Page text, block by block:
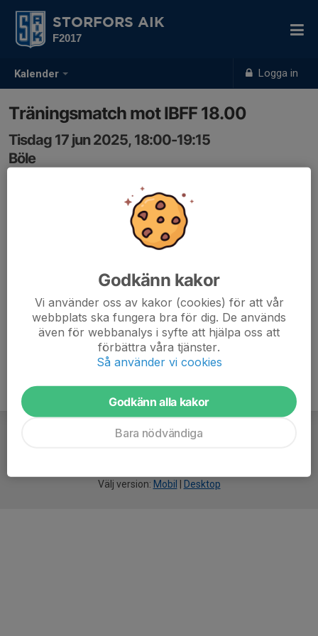
Kalender Logga in
STORFORS AIK
F2017
Träningsmatch mot IBFF 18.00
Tisdag 17 jun 2025, 18:00-19:15
Böle
Välj version: Mobil Desktop
Godkänn kakor
Vi använder oss av kakor (cookies) för att vår
webbplats ska fungera bra för dig. De används
även för webbanalys i syfte att hjälpa oss att
förbättra våra tjänster.
Så använder vi cookies
Godkänn alla kakor
Bara nödvändiga